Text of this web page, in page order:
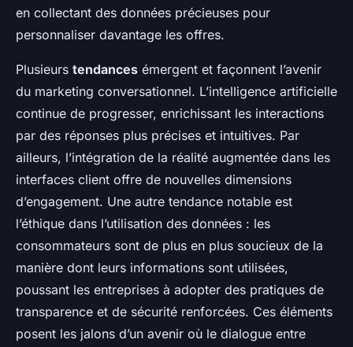
en collectant des données précieuses pour
personnaliser davantage les offres.
Plusieurs tendances émergent et façonnent l’avenir
du marketing conversationnel. L’intelligence artificielle
continue de progresser, enrichissant les interactions
par des réponses plus précises et intuitives. Par
ailleurs, l’intégration de la réalité augmentée dans les
interfaces client offre de nouvelles dimensions
d’engagement. Une autre tendance notable est
l’éthique dans l’utilisation des données : les
consommateurs sont de plus en plus soucieux de la
manière dont leurs informations sont utilisées,
poussant les entreprises à adopter des pratiques de
transparence et de sécurité renforcées. Ces éléments
posent les jalons d’un avenir où le dialogue entre